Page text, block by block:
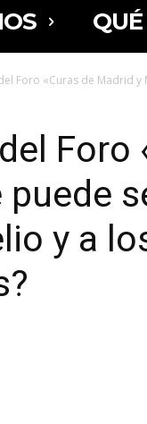
Foro «Curas de Madrid y
Foro
puede
y a